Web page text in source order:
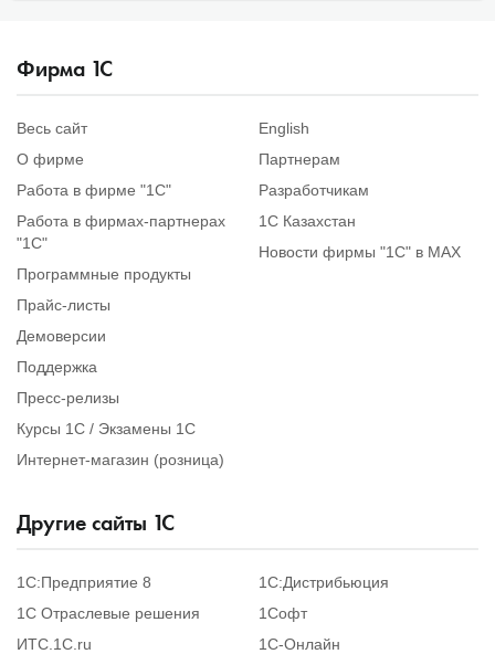
Фирма 1С
Весь сайт
О фирме
Работа в фирме "1С"
Работа в фирмах-партнерах
"1С"
Программные продукты
Прайс-листы
Демоверсии
Поддержка
Пресс-релизы
Курсы 1С / Экзамены 1С
Интернет-магазин (розница)
English
Партнерам
Разработчикам
1С Казахстан
Новости фирмы "1С" в MAX
Другие сайты 1С
1С:Предприятие 8
1С Отраслевые решения
ИТС.1C.ru
1С:Дистрибьюция
1Софт
1С-Онлайн